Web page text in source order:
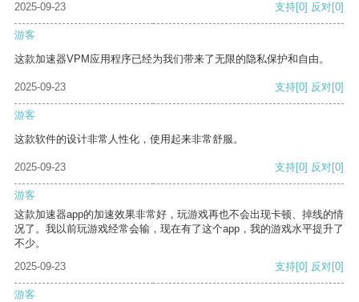
2025-09-23 支持[0] 反对[0]
游客
这款加速器VPM应用程序已经为我们带来了无限的隐私保护和自由。
2025-09-23 支持[0] 反对[0]
游客
这款软件的设计非常人性化，使用起来非常舒服。
2025-09-23 支持[0] 反对[0]
游客
这款加速器app的加速效果非常好，玩游戏再也不会出现卡顿、掉线的情
况了。我以前玩游戏经常会输，现在有了这个app，我的游戏水平提升了
不少。
2025-09-23
支持[0] 反对[0]
游客